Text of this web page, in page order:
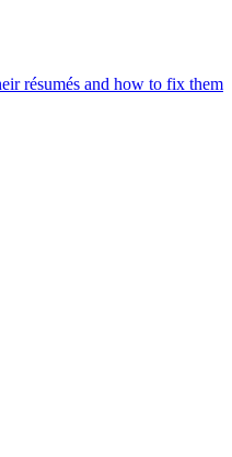
résumés and how to fix them